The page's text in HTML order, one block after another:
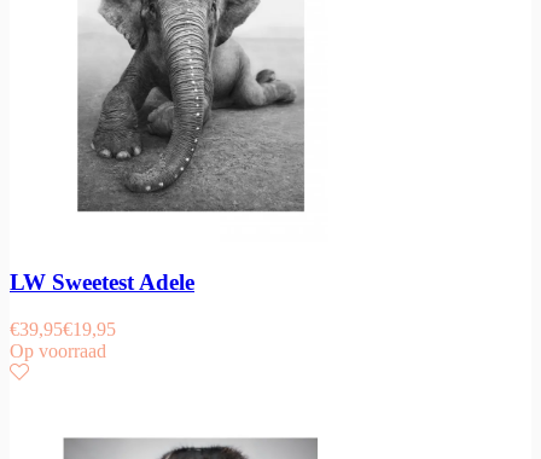
LW Sweetest Adele
€39,95€19,95
Op voorraad